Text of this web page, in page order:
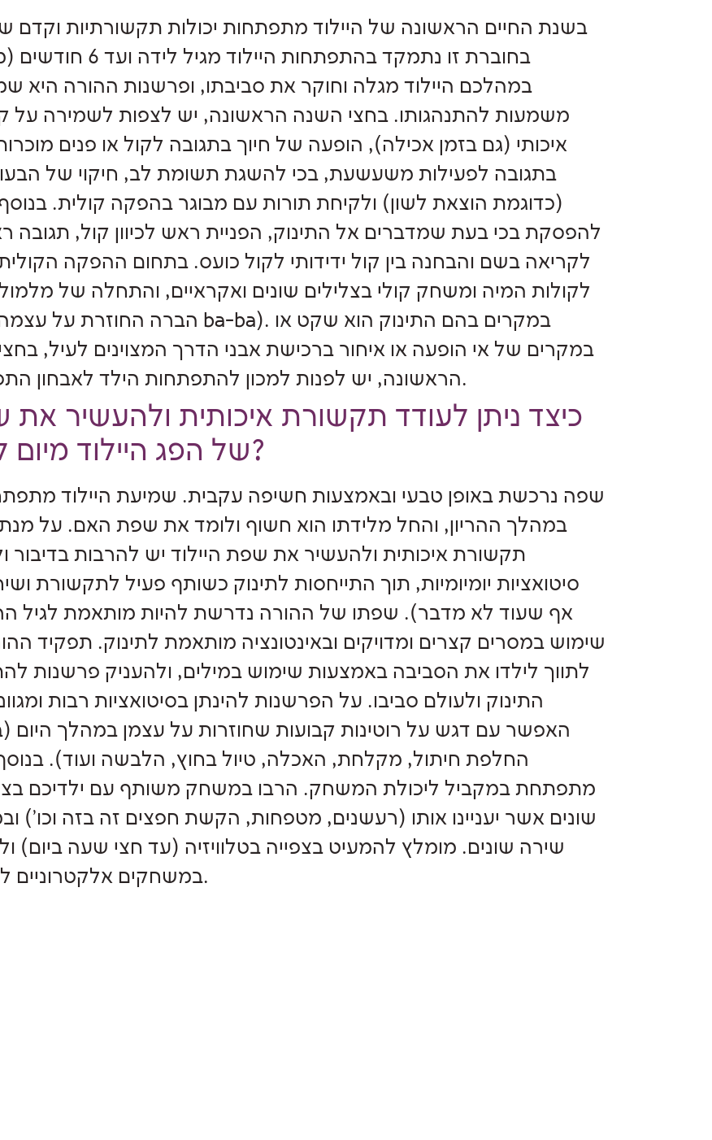
בשנת החיים הראשונה של היילוד מתפתחות יכולות תקשורתיות וקדם
בחוברת זו נתמקד בהתפתחות היילוד
במהלכם היילוד מגלה וחוקר את סביבתו, ופרשנות ההורה היא
משמעות להתנהגותו. בחצי השנה הראשונה, יש לצפות לשמירה על
איכותי (גם בזמן אכילה), הופעה של חיוך בתגובה לקול או פנים
בתגובה לפעילות משעשעת, בכי להשגת תשומת לב, חיקוי של
(כדוגמת הוצאת לשון) ולקיחת תורות עם מבוגר בהפקה קולית.
להפסקת בכי בעת שמדברים אל התינוק, הפניית ראש לכיוון קול, תגובה
לקריאה בשם והבחנה בין קול ידידותי לקול כועס. בתחום ההפקה
לקולות המיה ומשחק קולי בצלילים שונים ואקראיים, והתחלה של
במקרים של אי הופעה או איחור ברכישת אבני הדרך המצוינים לעיל,
הראשונה, יש לפנות למכון להתפתחות הילד לאבחון התפתחותי.
כיצד ניתן לעודד תקשורת איכותית ולהעשיר את
של הפג היילוד מיום לידתו?
שפה נרכשת באופן טבעי ובאמצעות חשיפה עקבית. שמיעת היילוד
במהלך ההריון, והחל מלידתו הוא חשוף ולומד את שפת האם. על
תקשורת איכותית ולהעשיר את שפת היילוד יש להרבות בדיבור
סיטואציות יומיומיות, תוך התייחסות לתינוק כשותף פעיל לתקשורת
אף שעוד לא מדבר). שפתו של ההורה נדרשת להיות מותאמת לגיל
שימוש במסרים קצרים ומדויקים ובאינטונציה מותאמת לתינוק. תפקיד
לתווך לילדו את הסביבה באמצעות שימוש במילים, ולהעניק פרשנות
התינוק ולעולם סביבו. על הפרשנות להינתן בסיטואציות רבות
האפשר עם דגש על רוטינות קבועות שחוזרות על עצמן במהלך היום
החלפת חיתול, מקלחת, האכלה, טיול בחוץ, הלבשה ועוד).
מתפתחת במקביל ליכולת המשחק. הרבו במשחק משותף עם ילדיכם
שונים אשר יעניינו אותו (רעשנים, מטפחות, הקשת חפצים זה בזה וכו')
שירה שונים. מומלץ להמעיט בצפייה בטלוויזיה (עד חצי שעה ביום)
במשחקים אלקטרוניים למיניהם.